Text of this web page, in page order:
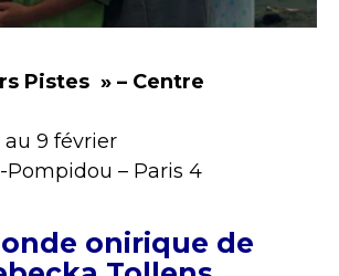
Pistes » – Centre
9 février
Pompidou – Paris 4
onirique de